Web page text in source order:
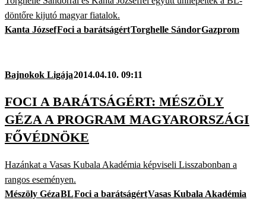
döntőre kijutó magyar fiatalok.
Kanta JózsefFoci a barátságértTorghelle SándorGazprom
Bajnokok Ligája2014.04.10. 09:11
FOCI A BARÁTSÁGÉRT: MÉSZÖLY
GÉZA A PROGRAM MAGYARORSZÁGI
FŐVÉDNÖKE
Hazánkat a Vasas Kubala Akadémia képviseli Lisszabonban a
rangos eseményen.
Mészöly GézaBLFoci a barátságértVasas Kubala Akadémia